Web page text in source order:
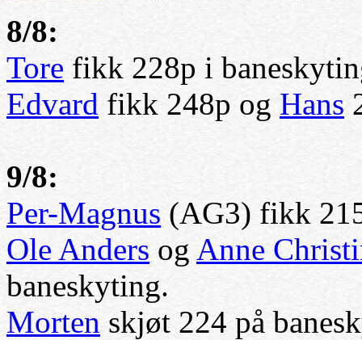
8/8:
Tore fikk 228p i
Edvard fikk 248p og Hans
9/8:
Per-Magnus (AG3) fikk
Ole Anders ogAnne
baneskyting.
Morten skjøt 224 på